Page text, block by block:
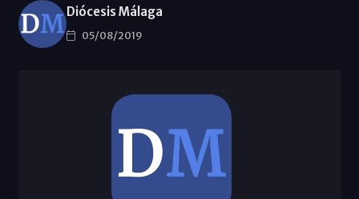
Diócesis Málaga
05/08/2019